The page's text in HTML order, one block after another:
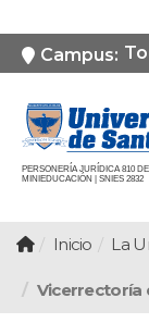
Campus:
PERSONERÍA JURÍDICA 810
MINIEDUCACIÓN | SNIES 2832
Inicio La
Vicerrectoría